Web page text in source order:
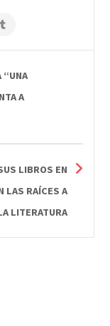
“UNA
A
LIBROS EN
LAS RAÍCES A
LITERATURA